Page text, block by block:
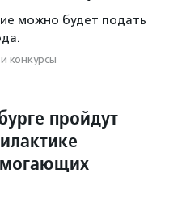
можно будет подать
конкурсы
пройдут